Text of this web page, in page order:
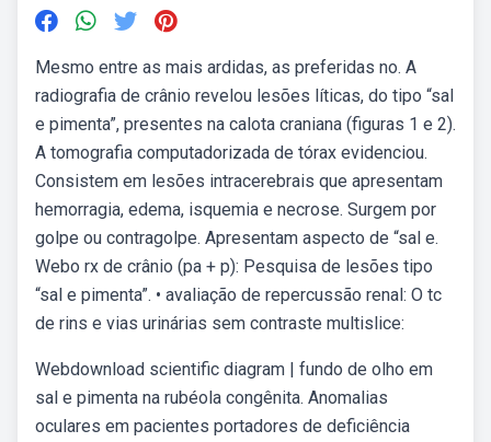
Mesmo entre as mais ardidas, as preferidas no. A
radiografia de crânio revelou lesões líticas, do tipo “sal
e pimenta”, presentes na calota craniana (figuras 1 e 2).
A tomografia computadorizada de tórax evidenciou.
Consistem em lesões intracerebrais que apresentam
hemorragia, edema, isquemia e necrose. Surgem por
golpe ou contragolpe. Apresentam aspecto de “sal e.
Webo rx de crânio (pa + p): Pesquisa de lesões tipo
“sal e pimenta”. • avaliação de repercussão renal: O tc
de rins e vias urinárias sem contraste multislice:
Webdownload scientific diagram | fundo de olho em
sal e pimenta na rubéola congênita. Anomalias
oculares em pacientes portadores de deficiência